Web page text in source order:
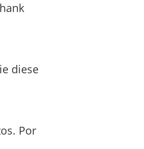
diese
Por